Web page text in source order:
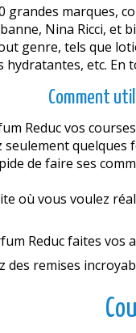
marques,
Nina Ricci,
genre, tels que
etc.
Comment
Reduc vos
de faire ses
où vous voulez
Reduc faites
remises